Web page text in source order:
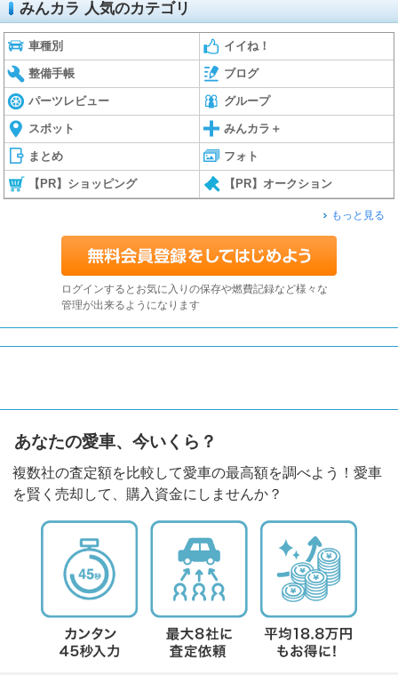
みんカラ 人気のカテゴリ
車種別 イイね！
整備手帳 ブログ
パーツレビュー グループ
スポット みんカラ＋
まとめ フォト
【PR】ショッピング 【PR】オークション
もっと見る
ログインするとお気に入りの保存や燃費記録など様々な
管理が出来るようになります
あなたの愛車、今いくら？
複数社の査定額を比較して愛車の最高額を調べよう！愛車
を賢く売却して、購入資金にしませんか？